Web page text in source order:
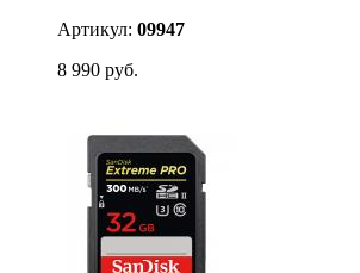
Артикул: 09947
8 990 руб.